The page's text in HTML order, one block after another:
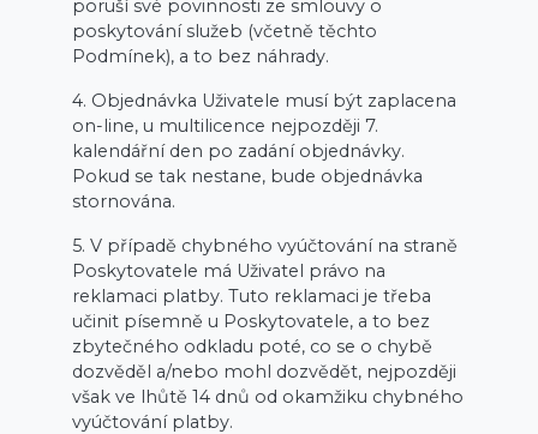
poruší své povinnosti ze smlouvy o
poskytování služeb (včetně těchto
Podmínek), a to bez náhrady.
4. Objednávka Uživatele musí být zaplacena
on-line, u multilicence nejpozději 7.
kalendářní den po zadání objednávky.
Pokud se tak nestane, bude objednávka
stornována.
5. V případě chybného vyúčtování na straně
Poskytovatele má Uživatel právo na
reklamaci platby. Tuto reklamaci je třeba
učinit písemně u Poskytovatele, a to bez
zbytečného odkladu poté, co se o chybě
dozvěděl a/nebo mohl dozvědět, nejpozději
však ve lhůtě 14 dnů od okamžiku chybného
vyúčtování platby.